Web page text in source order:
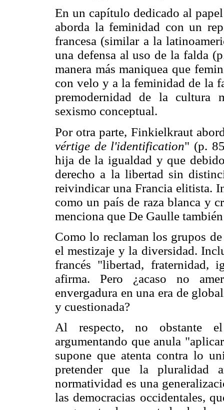
En un capítulo dedicado al
aborda la feminidad con un
francesa (similar a la
una defensa al uso de la falda
manera más maniquea que
con velo y a la feminidad de la
premodernidad de la cultura
sexismo conceptual.
Por otra parte, Finkielkraut
vértige de l'identification" (p.
hija de la igualdad y que
derecho a la libertad sin
reivindicar una Francia elitista.
como un país de raza blanca y
menciona que De Gaulle
Como lo reclaman los grupos
el mestizaje y la diversidad.
francés "libertad, fraternidad,
afirma. Pero ¿acaso no
envergadura en una era de
y cuestionada?
Al respecto, no obstante
argumentando que anula
supone que atenta contra lo
pretender que la
normatividad es una
las democracias occidentales,